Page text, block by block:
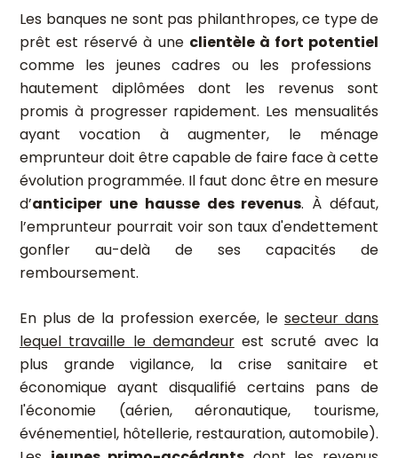
Les banques ne sont pas philanthropes, ce type de
prêt est réservé à une clientèle à fort potentiel
comme les jeunes cadres ou les professions
hautement diplômées dont les revenus sont
promis à progresser rapidement. Les mensualités
ayant vocation à augmenter, le ménage
emprunteur doit être capable de faire face à cette
évolution programmée. Il faut donc être en mesure
d’anticiper une hausse des revenus. À défaut,
l’emprunteur pourrait voir son taux d'endettement
gonfler au-delà de ses capacités de
remboursement.
En plus de la profession exercée, lesecteur dans
lequel travaille le demandeurest scruté avec la
plus grande vigilance, la crise sanitaire et
économique ayant disqualifié certains pans de
l'économie (aérien, aéronautique, tourisme,
événementiel, hôtellerie, restauration, automobile).